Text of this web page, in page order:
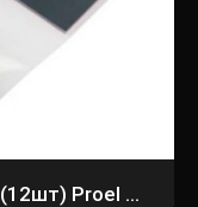
Комплект крепежа для рэка (12шт) Proel KIT12